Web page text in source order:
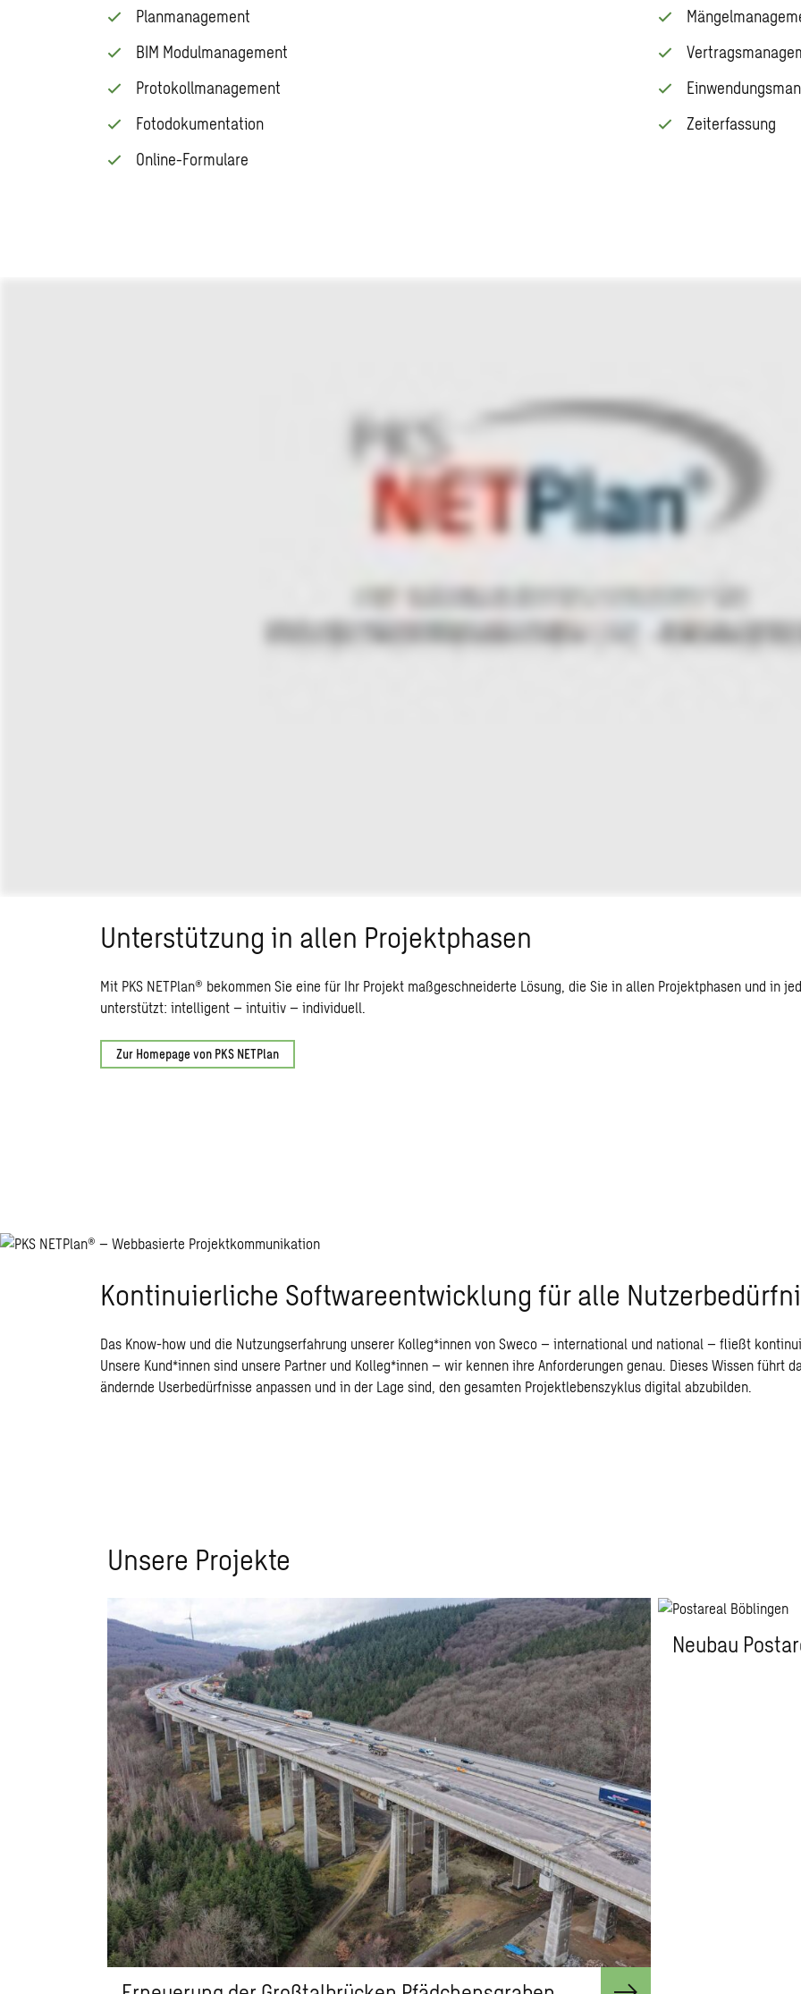
Planmanagement
BIM Modulmanagement
Protokollmanagement
Fotodokumentation
Online-Formulare
Zeiterfassung
Unterstützung in allen Projektphasen
Mit PKS NETPlan® bekommen Sie eine für Ihr Projekt maßgeschneiderte Lösung, die Sie in allen Projektphasen und in
unterstützt: intelligent – intuitiv – individuell.
Zur Homepage von PKS NETPlan
Kontinuierliche Softwareentwicklung für alle
Das Know-how und die Nutzungserfahrung unserer Kolleg*innen von Sweco – international und national – fließt
Unsere Kund*innen sind unsere Partner und Kolleg*innen – wir kennen ihre Anforderungen genau. Dieses Wissen führt
ändernde Userbedürfnisse anpassen und in der Lage sind, den gesamten Projektlebenszyklus digital abzubilden.
Unsere Projekte
Neubau